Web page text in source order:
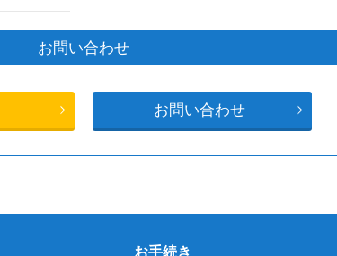
お問い合わせ
お問い合わせ
お手続き